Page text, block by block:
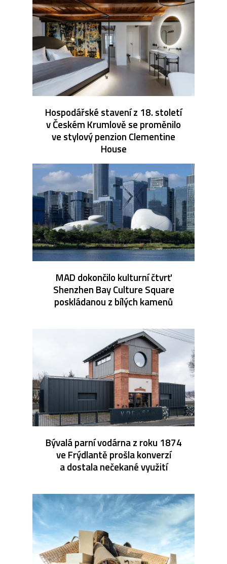
Hospodářské stavení z 18. století
v Českém Krumlově se proměnilo
ve stylový penzion Clementine
House
MAD dokončilo kulturní čtvrť
Shenzhen Bay Culture Square
poskládanou z bílých kamenů
Bývalá parní vodárna z roku 1874
ve Frýdlantě prošla konverzí
a dostala nečekané využití